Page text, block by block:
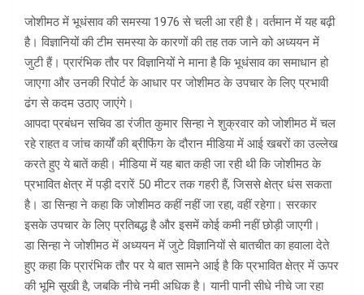
जोशीमठ में भूधंसाव की समस्या 1976 से चली आ रही है। वर्तमान में यह बढ़ी
है। विज्ञानियों की टीम समस्या के कारणों की तह तक जाने को अध्ययन में
जुटी हैं। प्रारंभिक तौर पर विज्ञानियों ने माना है कि भूधंसाव का समाधान हो
जाएगा और उनकी रिपोर्ट के आधार पर जोशीमठ के उपचार के लिए प्रभावी
ढंग से कदम उठाए जाएंगे।
आपदा प्रबंधन सचिव डा रंजीत कुमार सिन्हा ने शुक्रवार को जोशीमठ में चल
रहे राहत व जांच कार्यों की ब्रीफिंग के दौरान मीडिया में आई खबरों का उल्लेख
करते हुए ये बातें कही। मीडिया में यह बात कही जा रही थी कि जोशीमठ के
प्रभावित क्षेत्र में पड़ी दरारें 50 मीटर तक गहरी हैं, जिससे क्षेत्र धंस सकता
है। डा सिन्हा ने कहा कि जोशीमठ कहीं नहीं जा रहा, वहीं रहेगा। सरकार
इसके उपचार के लिए प्रतिबद्ध है और इसमें कोई कमी नहीं छोड़ी जाएगी।
डा सिन्हा ने जोशीमठ में अध्ययन में जुटे विज्ञानियों से बातचीत का हवाला देते
हुए कहा कि प्रारंभिक तौर पर ये बात सामने आई है कि प्रभावित क्षेत्र में ऊपर
की भूमि सूखी है, जबकि नीचे नमी अधिक है। यानी पानी सीधे नीचे जा रहा